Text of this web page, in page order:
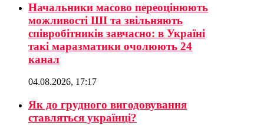
Начальники масово переоцінюють
можливості ШІ та звільняють
співробітників завчасно: в Україні
такі маразматики очолюють 24
канал
04.08.2026, 17:17
Як до грудного вигодовування
ставляться українці?